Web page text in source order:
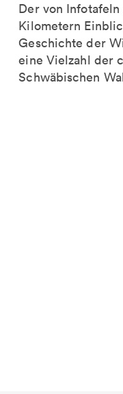
Der von
Kilometern
Geschichte der
eine Vielzahl der
Schwäbischen